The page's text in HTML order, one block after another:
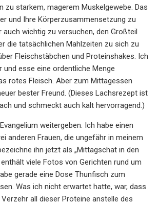
zu starkem, magerem Muskelgewebe. Das
und Ihre Körperzusammensetzung zu
auch wichtig zu versuchen, den Großteil
die tatsächlichen Mahlzeiten zu sich zu
Fleischstäbchen und Proteinshakes. Ich
und esse eine ordentliche Menge
rotes Fleisch. Aber zum Mittagessen
bester Freund. (Dieses Lachsrezept ist
und schmeckt auch kalt hervorragend.)
weitergeben. Ich habe einen
anderen Frauen, die ungefähr in meinem
ihn jetzt als „Mittagschat in den
enthält viele Fotos von Gerichten rund um
gerade eine Dose Thunfisch zum
Was ich nicht erwartet hatte, war, dass
all dieser Proteine ​​anstelle des